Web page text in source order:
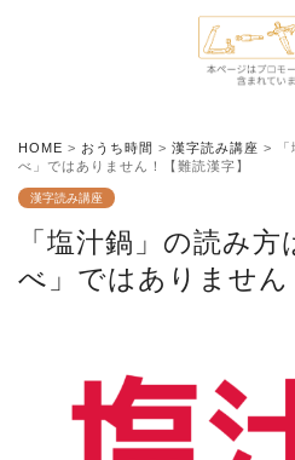
HOME > おうち時間 > 漢字読み講座 >
べ」ではありません！【難読漢字】
漢字読み講座
「塩汁鍋」の読み
べ」ではありません